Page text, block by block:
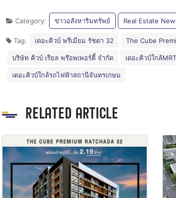
Category: ข่าวอสังหาริมทรัพย์ Real Estate
Tag: เดอะคิวบ์ พรีเมียม รัชดา 32 The Cube
บริษัท คิวบ์ เรียล พร๊อพเพอร์ตี้ จำกัด เดอะคิวบ์ใกล้MRT
เดอะคิวบ์ใกล้รถไฟฟ้าสถานีจันทรเกษม
RELATED ARTICLE